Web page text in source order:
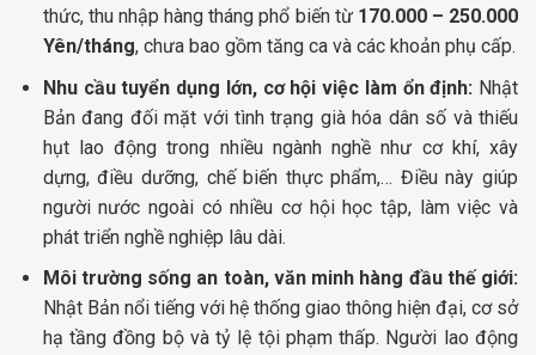
thức, thu nhập hàng tháng phổ biến từ 170.000 – 250.000
Yên/tháng, chưa bao gồm tăng ca và các khoản phụ cấp.
Nhu cầu tuyển dụng lớn, cơ hội việc làm ổn định: Nhật
Bản đang đối mặt với tình trạng già hóa dân số và thiếu
hụt lao động trong nhiều ngành nghề như cơ khí, xây
dựng, điều dưỡng, chế biến thực phẩm,… Điều này giúp
người nước ngoài có nhiều cơ hội học tập, làm việc và
phát triển nghề nghiệp lâu dài.
Môi trường sống an toàn, văn minh hàng đầu thế giới:
Nhật Bản nổi tiếng với hệ thống giao thông hiện đại, cơ sở
hạ tầng đồng bộ và tỷ lệ tội phạm thấp. Người lao động